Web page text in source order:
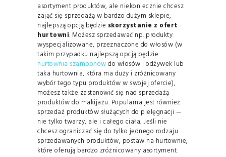
asortyment produktów, ale niekoniecznie chcesz
zająć się sprzedażą w bardzo dużym sklepie,
najlepszą opcją będzie skorzystanie z ofert
hurtowni. Możesz sprzedawać np. produkty
wyspecjalizowane, przeznaczone do włosów (w
takim przypadku najlepszą opcją będzie
hurtownia szamponówdo włosów i odżywek lub
taka hurtownia, która ma duży i zróżnicowany
wybór tego typu produktów w swojej ofercie),
możesz także zastanowić się nad sprzedażą
produktów do makijażu. Popularna jest również
sprzedaż produktów służących do pielęgnacji —
nie tylko twarzy, ale i całego ciała. Jeśli nie
chcesz ograniczać się do tylko jednego rodzaju
sprzedawanych produktów, postaw na hurtownie,
które oferują bardzo zróżnicowany asortyment.